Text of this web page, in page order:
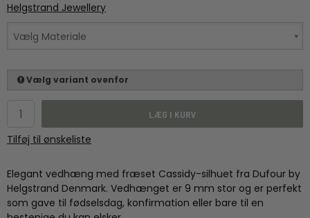
Helgstrand Jewellery
Vælg Materiale
Vælg variant ovenfor
LÆG I KURV
Tilføj til ønskeliste
Elegant vedhæng med fræset Cassidy-silhuet fra Dufour by
Helgstrand Denmark. Vedhænget er 9 mm stor og er perfekt
som gave til fødselsdag, konfirmation eller bare til en